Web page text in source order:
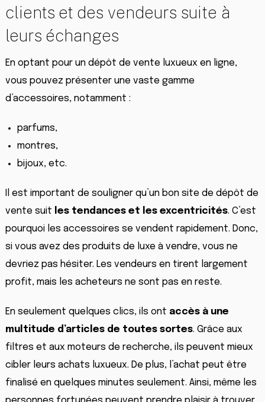
clients et des vendeurs suite à
leurs échanges
En optant pour un dépôt de vente luxueux en ligne,
vous pouvez présenter une vaste gamme
d’accessoires, notamment :
parfums,
montres,
bijoux, etc.
Il est important de souligner qu’un bon site de dépôt de
vente suit les tendances et les excentricités. C’est
pourquoi les accessoires se vendent rapidement. Donc,
si vous avez des produits de luxe à vendre, vous ne
devriez pas hésiter. Les vendeurs en tirent largement
profit, mais les acheteurs ne sont pas en reste.
En seulement quelques clics, ils ont accès à une
multitude d’articles de toutes sortes. Grâce aux
filtres et aux moteurs de recherche, ils peuvent mieux
cibler leurs achats luxueux. De plus, l’achat peut être
finalisé en quelques minutes seulement. Ainsi, même les